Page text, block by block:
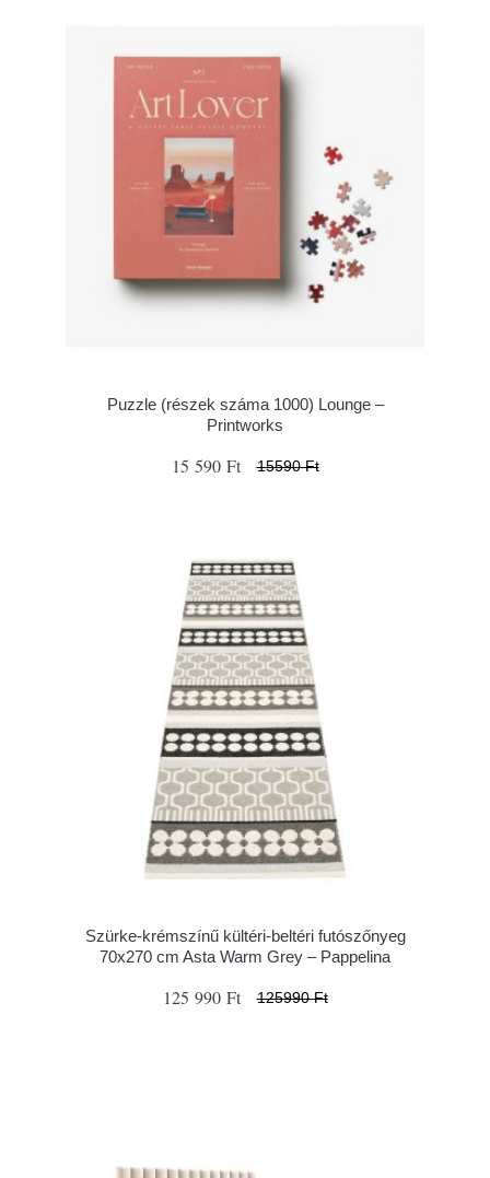
Puzzle (részek száma 1000) Lounge –
Printworks
15 590 Ft 15590 Ft
Szürke-krémszínű kültéri-beltéri futószőnyeg
70x270 cm Asta Warm Grey – Pappelina
125 990 Ft 125990 Ft